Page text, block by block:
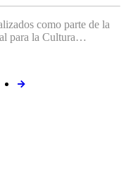
como parte de la
para la Cultura…